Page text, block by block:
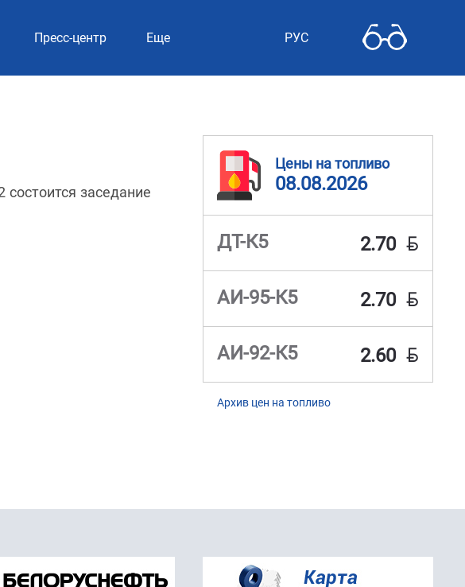
Пресс-центр Еще РУС
заседание
Цены на топливо
08.08.2026
ДТ-К5 2.70 BYN
АИ-95-К5 2.70 BYN
АИ-92-К5 2.60 BYN
Архив цен на топливо